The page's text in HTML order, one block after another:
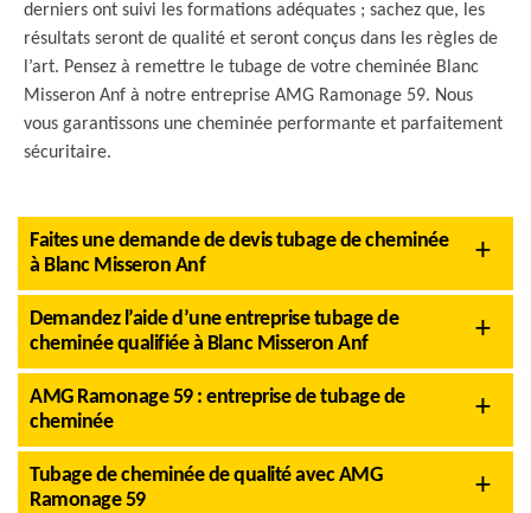
derniers ont suivi les formations adéquates ; sachez que, les
résultats seront de qualité et seront conçus dans les règles de
l’art. Pensez à remettre le tubage de votre cheminée Blanc
Misseron Anf à notre entreprise AMG Ramonage 59. Nous
vous garantissons une cheminée performante et parfaitement
sécuritaire.
Faites une demande de devis tubage de cheminée
à Blanc Misseron Anf
Demandez l’aide d’une entreprise tubage de
cheminée qualifiée à Blanc Misseron Anf
AMG Ramonage 59 : entreprise de tubage de
cheminée
Tubage de cheminée de qualité avec AMG
Ramonage 59